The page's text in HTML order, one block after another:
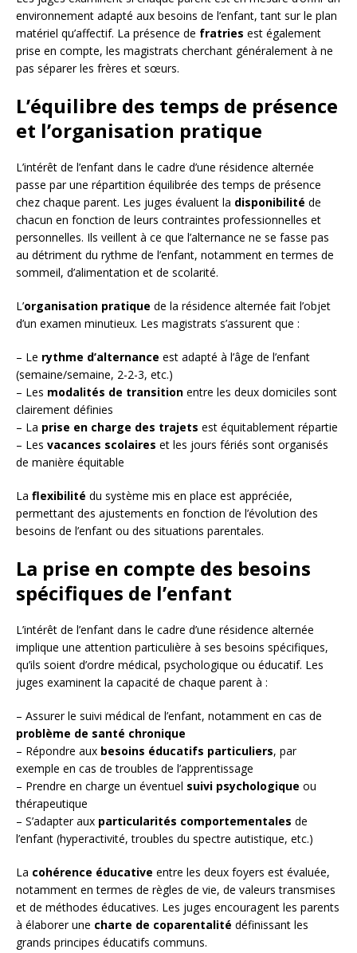
environnement adapté aux besoins de l’enfant, tant sur le plan
matériel qu’affectif. La présence de fratries est également
prise en compte, les magistrats cherchant généralement à ne
pas séparer les frères et sœurs.
L’équilibre des temps de présence
et l’organisation pratique
L’intérêt de l’enfant dans le cadre d’une résidence alternée
passe par une répartition équilibrée des temps de présence
chez chaque parent. Les juges évaluent la disponibilité de
chacun en fonction de leurs contraintes professionnelles et
personnelles. Ils veillent à ce que l’alternance ne se fasse pas
au détriment du rythme de l’enfant, notamment en termes de
sommeil, d’alimentation et de scolarité.
L’organisation pratique de la résidence alternée fait l’objet
d’un examen minutieux. Les magistrats s’assurent que :
– Le rythme d’alternance est adapté à l’âge de l’enfant
(semaine/semaine, 2-2-3, etc.)
– Les modalités de transition entre les deux domiciles sont
clairement définies
– La prise en charge des trajets est équitablement répartie
– Les vacances scolaires et les jours fériés sont organisés
de manière équitable
La flexibilité du système mis en place est appréciée,
permettant des ajustements en fonction de l’évolution des
besoins de l’enfant ou des situations parentales.
La prise en compte des besoins
spécifiques de l’enfant
L’intérêt de l’enfant dans le cadre d’une résidence alternée
implique une attention particulière à ses besoins spécifiques,
qu’ils soient d’ordre médical, psychologique ou éducatif. Les
juges examinent la capacité de chaque parent à :
– Assurer le suivi médical de l’enfant, notamment en cas de
problème de santé chronique
– Répondre aux besoins éducatifs particuliers, par
exemple en cas de troubles de l’apprentissage
– Prendre en charge un éventuel suivi psychologique ou
thérapeutique
– S’adapter aux particularités comportementales de
l’enfant (hyperactivité, troubles du spectre autistique, etc.)
La cohérence éducative entre les deux foyers est évaluée,
notamment en termes de règles de vie, de valeurs transmises
et de méthodes éducatives. Les juges encouragent les parents
à élaborer une charte de coparentalité définissant les
grands principes éducatifs communs.